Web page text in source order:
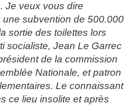
Je veux vous dire
une subvention de 500.000
sortie des toilettes lors
socialiste, Jean Le Garrec
de la commission
Nationale, et patron
Le connaissant
ce lieu insolite et après